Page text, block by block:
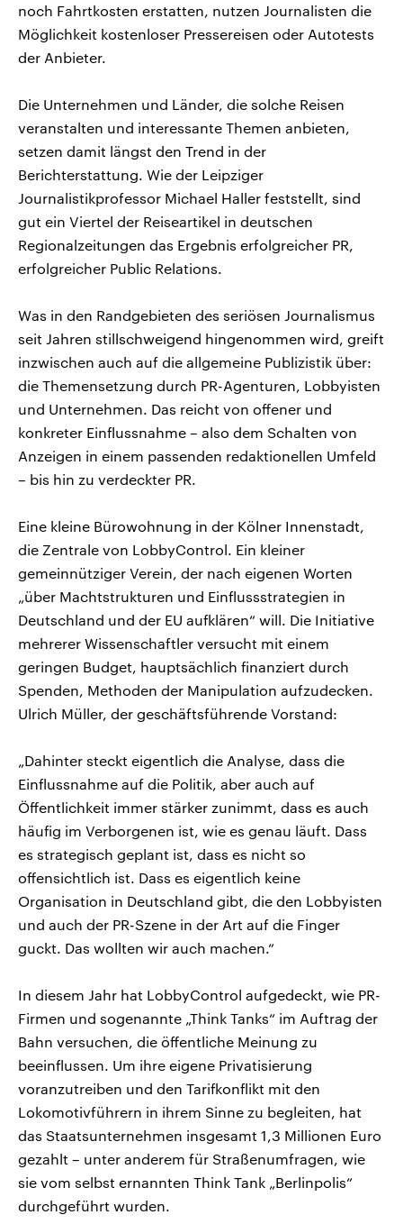
noch Fahrtkosten erstatten, nutzen Journalisten die
Möglichkeit kostenloser Pressereisen oder Autotests
der Anbieter.
Die Unternehmen und Länder, die solche Reisen
veranstalten und interessante Themen anbieten,
setzen damit längst den Trend in der
Berichterstattung. Wie der Leipziger
Journalistikprofessor Michael Haller feststellt, sind
gut ein Viertel der Reiseartikel in deutschen
Regionalzeitungen das Ergebnis erfolgreicher PR,
erfolgreicher Public Relations.
Was in den Randgebieten des seriösen Journalismus
seit Jahren stillschweigend hingenommen wird, greift
inzwischen auch auf die allgemeine Publizistik über:
die Themensetzung durch PR-Agenturen, Lobbyisten
und Unternehmen. Das reicht von offener und
konkreter Einflussnahme – also dem Schalten von
Anzeigen in einem passenden redaktionellen Umfeld
– bis hin zu verdeckter PR.
Eine kleine Bürowohnung in der Kölner Innenstadt,
die Zentrale von LobbyControl. Ein kleiner
gemeinnütziger Verein, der nach eigenen Worten
„über Machtstrukturen und Einflussstrategien in
Deutschland und der EU aufklären“ will. Die Initiative
mehrerer Wissenschaftler versucht mit einem
geringen Budget, hauptsächlich finanziert durch
Spenden, Methoden der Manipulation aufzudecken.
Ulrich Müller, der geschäftsführende Vorstand:
„Dahinter steckt eigentlich die Analyse, dass die
Einflussnahme auf die Politik, aber auch auf
Öffentlichkeit immer stärker zunimmt, dass es auch
häufig im Verborgenen ist, wie es genau läuft. Dass
es strategisch geplant ist, dass es nicht so
offensichtlich ist. Dass es eigentlich keine
Organisation in Deutschland gibt, die den Lobbyisten
und auch der PR-Szene in der Art auf die Finger
guckt. Das wollten wir auch machen.“
In diesem Jahr hat LobbyControl aufgedeckt, wie PR-
Firmen und sogenannte „Think Tanks“ im Auftrag der
Bahn versuchen, die öffentliche Meinung zu
beeinflussen. Um ihre eigene Privatisierung
voranzutreiben und den Tarifkonflikt mit den
Lokomotivführern in ihrem Sinne zu begleiten, hat
das Staatsunternehmen insgesamt 1,3 Millionen Euro
gezahlt – unter anderem für Straßenumfragen, wie
sie vom selbst ernannten Think Tank „Berlinpolis“
durchgeführt wurden.